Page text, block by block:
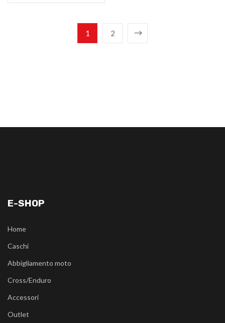
1 2
E-SHOP
Home
Caschi
Abbigliamento moto
Cross/Enduro
Accessori
Outlet